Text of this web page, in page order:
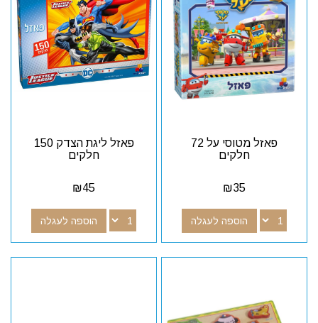
פאזל מטוסי על 72
חלקים
₪35
הוספה לעגלה
פאזל ליגת הצדק 150
חלקים
₪45
הוספה לעגלה